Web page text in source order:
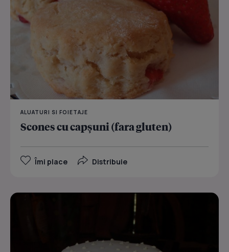
ALUATURI SI FOIETAJE
Scones cu capșuni (fara gluten)
Îmi place Distribuie